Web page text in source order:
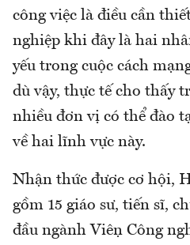
công việc là điều cần
nghiệp khi đây là hai
yếu trong cuộc cách
dù vậy, thực tế cho thấy
nhiều đơn vị có thể đào
về hai lĩnh vực này.
Nhận thức được cơ hội,
gồm 15 giáo sư, tiến sĩ,
đầu ngành Viện Công